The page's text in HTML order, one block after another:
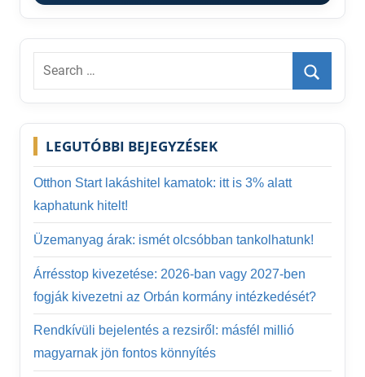
Search
Search
LEGUTÓBBI BEJEGYZÉSEK
Otthon Start lakáshitel kamatok: itt is 3% alatt
kaphatunk hitelt!
Üzemanyag árak: ismét olcsóbban tankolhatunk!
Árrésstop kivezetése: 2026-ban vagy 2027-ben
fogják kivezetni az Orbán kormány intézkedését?
Rendkívüli bejelentés a rezsiről: másfél millió
magyarnak jön fontos könnyítés